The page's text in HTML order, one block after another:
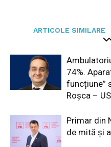
ARTICOLE SIMILARE
74%.
funcțiune”
Roșca –
Primar din
de mită și